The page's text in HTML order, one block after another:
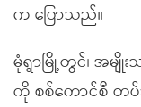
က ပြောသည်။
မုံရွာမြို့တွင်၊ အမျို
ကို စစ်ကောင်စီ တပ်